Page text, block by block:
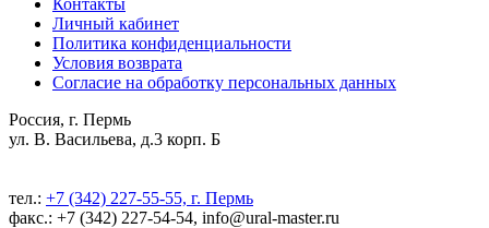
Личный кабинет
Политика конфиденциальности
Условия возврата
Согласие на обработку персональных данных
Россия, г. Пермь
ул. В. Васильева, д.3 корп. Б
тел.: +7 (342) 227-55-55, г. Пермь
факс.: +7 (342) 227-54-54, info@ural-master.ru